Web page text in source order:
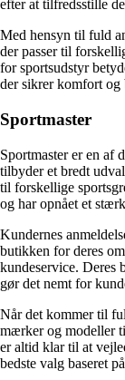
efter at tilfredsstille
Med hensyn til fuld
der passer til
for sportsudstyr
der sikrer komfort og
Sportmaster
Sportmaster er en af
tilbyder et bredt
til forskellige
og har opnået et
Kundernes
butikken for deres
kundeservice. Deres
gør det nemt for
Når det kommer til
mærker og modeller
er altid klar til at
bedste valg baseret